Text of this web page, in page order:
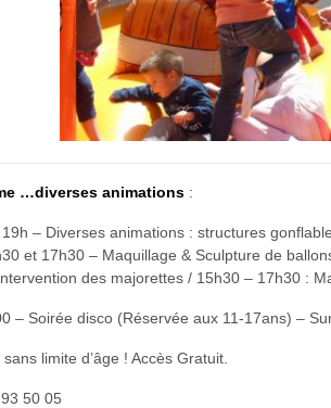
…diverses animations :
– Diverses animations : structures
et 17h30 – Maquillage & Sculpture de
des majorettes / 15h30 – 17h30 :
– Soirée disco (Réservée aux 11-17ans) –
limite d’âge ! Accès Gratuit.
50 05